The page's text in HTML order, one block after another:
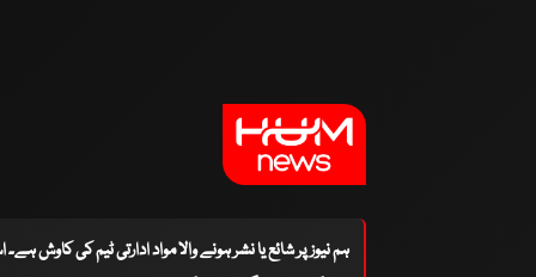
ہم نیوز پر شائع یا نشر ہونے والا مواد ادارتی ٹیم کی کاوش